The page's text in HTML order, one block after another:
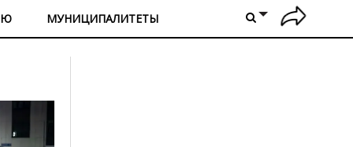
МУНИЦИПАЛИТЕТЫ